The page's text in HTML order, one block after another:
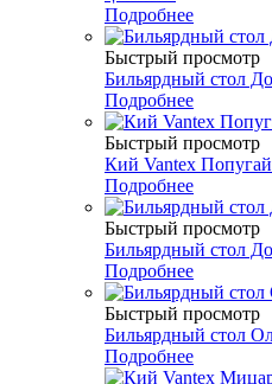
Подробнее
Быстрый просмотр
Бильярдный стол
Подробнее
Быстрый просмотр
Кий Vantex
Подробнее
Быстрый просмотр
Бильярдный стол
Подробнее
Быстрый просмотр
Бильярдный стол
Подробнее